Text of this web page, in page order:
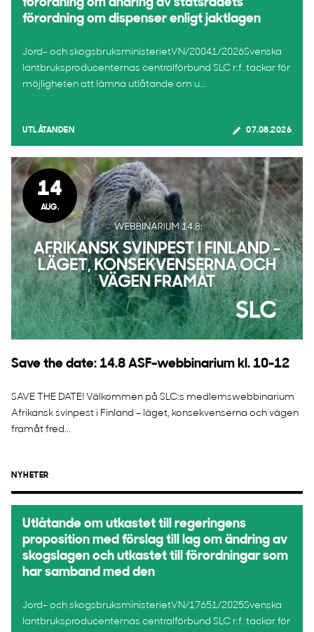
förordning om ändring av statsrådets
förordning om dispenser enligt jaktlagen
Jord- och skogsbruksministerietVN/20041/2026Svenska
lantbruksproducenternas centralförbund SLC r.f. tackar för
möjligheten att lämna utlåtande om u...
UTLÅTANDEN 07.08.2026
14
AUG.
Save the date: 14.8 ASF-webbinarium kl. 10-12
SAVE THE DATE! Välkommen på SLC:s medlemswebbinarium
Afrikansk svinpest i Finland – läget, konsekvenserna och vägen
framåt fred...
NYHETER
Utlåtande om utkastet till regeringens
proposition med förslag till lag om ändring av
skogslagen och utkastet till förordningar som
har samband med den
Jord- och skogsbruksministerietVN/17651/2025Svenska
lantbruksproducenternas centralförbund SLC r.f. tackar för